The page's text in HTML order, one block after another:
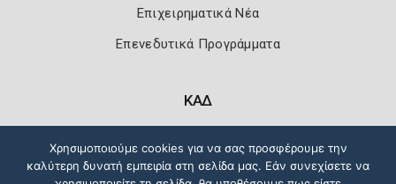
Επιχειρηματικά Νέα
Επενεδυτικά Προγράμματα
ΚΑΔ
Χρησιμοποιούμε cookies για να σας προσφέρουμε την
καλύτερη δυνατή εμπειρία στη σελίδα μας. Εάν συνεχίσετε να